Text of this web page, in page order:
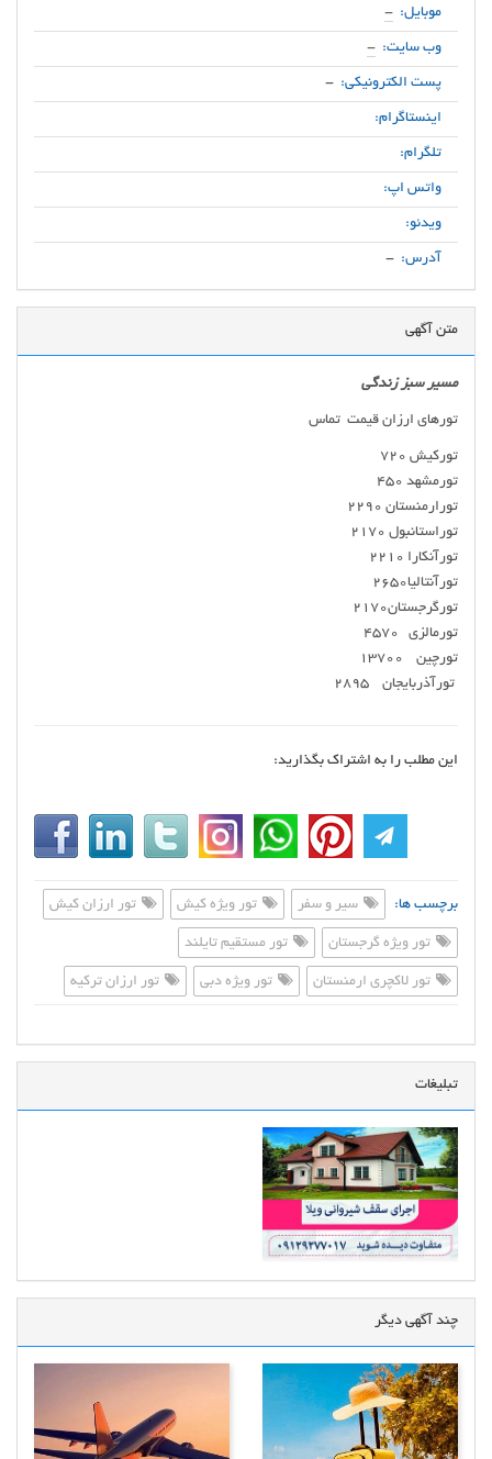
موبایل: -
وب سایت: -
پست الکترونیکی: -
اینستاگرام:
تلگرام:
واتس اپ:
ویدئو:
آدرس: -
متن آگهی
مسیر سبز زندگی
تورهای ارزان قیمت تماس
تورکیش 720
تورمشهد 450
تورارمنستان 2290
توراستانبول 2170
تورآنکارا 2210
تورآنتالیا2650
تورگرجستان2170
تورمالزی 4570
تورچین 13700
تورآذربایجان 2895
این مطلب را به اشتراک بگذارید:
برچسب ها: سیر و سفر تور ویژه کیش تور ارزان کیش
تور ویژه گرجستان تور مستقیم تایلند
تور لاکچری ارمنستان تور ویژه دبی تور ارزان ترکیه
تبلیغات
چند آگهی دیگر